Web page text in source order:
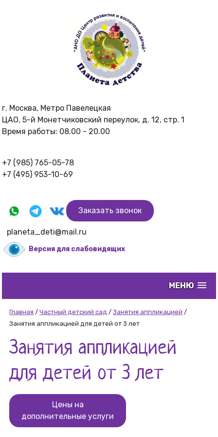
г. Москва, Метро Павелецкая
ЦАО, 5-й Монетчиковский переулок, д. 12, стр. 1
Время работы: 08.00 - 20.00
+7 (985) 765-05-78
+7 (495) 953-10-69
Заказать звонок
planeta_deti@mail.ru
Версия для слабовидящих
МЕНЮ
Главная /Частный детский сад /Занятия аппликацией /
Занятия аппликацией для детей от 3 лет
Занятия аппликацией
для детей от 3 лет
Цены на
дополнительные услуги